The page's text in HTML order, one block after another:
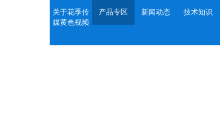
关于花季传
媒黄色视频
产品专区 新闻动态 技术知识